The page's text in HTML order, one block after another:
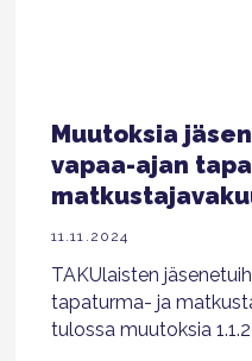
Muutoksia
vapaa-ajan
11.11.2024
TAKUlaisten
tapaturma- ja
tulossa muutoksia